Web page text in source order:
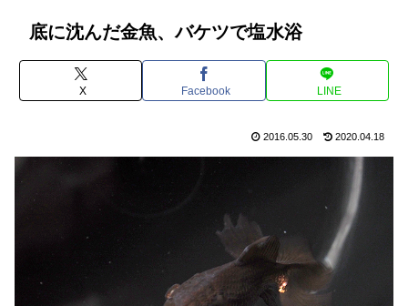
底に沈んだ金魚、バケツで塩水浴
X Facebook LINE
2016.05.30 2020.04.18